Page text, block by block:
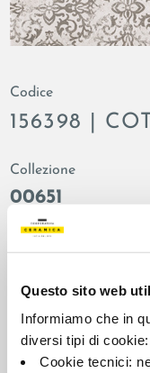
Questo sito web
Informiamo che in
diversi tipi di cookie:
Cookie tecnici:
Codice
156398 |
Collezione
00651
Colore:
Bianco
Decoro
Formato:
60.0x60.0